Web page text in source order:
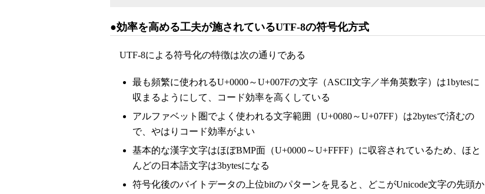
●効率を高める工夫が施されているUTF-8の符号化方式
UTF-8による符号化の特徴は次の通りである
最も頻繁に使われるU+0000～U+007Fの文字（ASCII文字／半角英数字）は1bytesに
収まるようにして、コード効率を高くしている
アルファベット圏でよく使われる文字範囲（U+0080～U+07FF）は2bytesで済むの
で、やはりコード効率がよい
基本的な漢字文字はほぼBMP面（U+0000～U+FFFF）に収容されているため、ほと
んどの日本語文字は3bytesになる
符号化後のバイトデータの上位bitのパターンを見ると、どこがUnicode文字の先頭か